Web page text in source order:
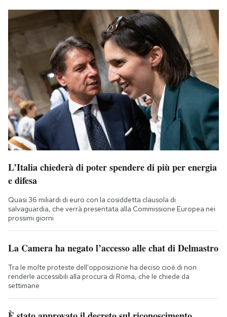
L’Italia chiederà di poter spendere di più per energia
e difesa
Quasi 36 miliardi di euro con la cosiddetta clausola di
salvaguardia, che verrà presentata alla Commissione Europea nei
prossimi giorni
La Camera ha negato l’accesso alle chat di Delmastro
Tra le molte proteste dell'opposizione ha deciso cioè di non
renderle accessibili alla procura di Roma, che le chiede da
settimane